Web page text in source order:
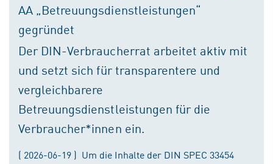
AA „Betreuungsdienstleistungen“
gegründet
Der DIN-Verbraucherrat arbeitet aktiv mit
und setzt sich für transparentere und
vergleichbarere
Betreuungsdienstleistungen für die
Verbraucher*innen ein.
( 2026-06-19 ) Um die Inhalte der DIN SPEC 33454